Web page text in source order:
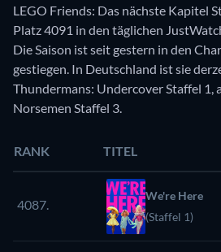
LEGO Friends: Das nächste Kapitel
Platz 4091 in den täglichen
Die Saison ist seit gestern in den
gestiegen. In Deutschland ist sie
Thundermans: Undercover Staffel 1,
Norsemen Staffel 3.
RANK TITEL
4087.
We're Here
(Staffel 1)